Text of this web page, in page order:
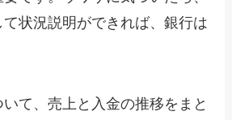
状況説明ができれば、銀行は
て、売上と入金の推移をまと